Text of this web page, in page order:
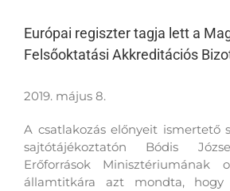
Európai regiszter tagja lett a
Felsőoktatási Akkreditációs
2019. május 8.
A csatlakozás előnyeit ismertető
sajtótájékoztatón Bódis
Erőforrások Minisztériumának
államtitkára azt mondta,